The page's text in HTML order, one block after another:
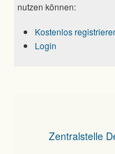
nutzen können:
Kostenlos
Login
Zentralstelle